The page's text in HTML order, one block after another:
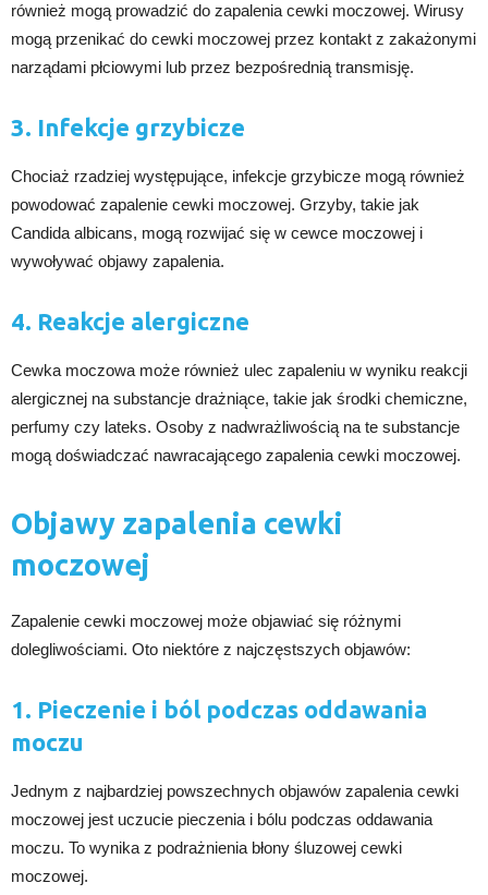
również mogą prowadzić do zapalenia cewki moczowej. Wirusy
mogą przenikać do cewki moczowej przez kontakt z zakażonymi
narządami płciowymi lub przez bezpośrednią transmisję.
3. Infekcje grzybicze
Chociaż rzadziej występujące, infekcje grzybicze mogą również
powodować zapalenie cewki moczowej. Grzyby, takie jak
Candida albicans, mogą rozwijać się w cewce moczowej i
wywoływać objawy zapalenia.
4. Reakcje alergiczne
Cewka moczowa może również ulec zapaleniu w wyniku reakcji
alergicznej na substancje drażniące, takie jak środki chemiczne,
perfumy czy lateks. Osoby z nadwrażliwością na te substancje
mogą doświadczać nawracającego zapalenia cewki moczowej.
Objawy zapalenia cewki
moczowej
Zapalenie cewki moczowej może objawiać się różnymi
dolegliwościami. Oto niektóre z najczęstszych objawów:
1. Pieczenie i ból podczas oddawania
moczu
Jednym z najbardziej powszechnych objawów zapalenia cewki
moczowej jest uczucie pieczenia i bólu podczas oddawania
moczu. To wynika z podrażnienia błony śluzowej cewki
moczowej.